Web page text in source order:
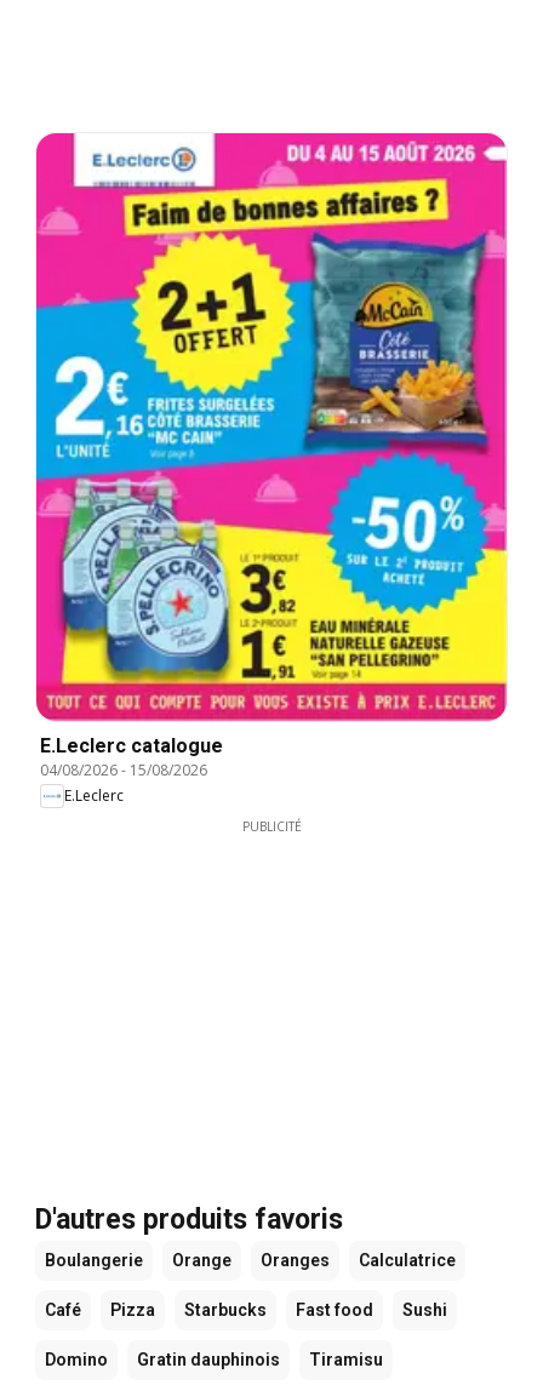
E.Leclerc catalogue
04/08/2026- 15/08/2026
E.Leclerc
PUBLICITÉ
D'autres produits favoris
Boulangerie Orange Oranges Calculatrice
Café Pizza Starbucks Fast food Sushi
Domino Gratin dauphinois Tiramisu